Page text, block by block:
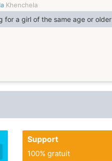
Khenchela
for a girl of the same age or older
Support
100% gratuit